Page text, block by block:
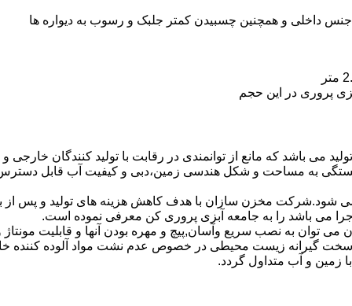
داخلی و همچنین چسبیدن کمتر جلبک و رسوب به دیواره ها
پروری در این حجم
می باشد که مانع از توانمندی در رقابت با تولید کنندگان خارجی و
به مساحت و شکل هندسی زمین،دبی و کیفیت آب قابل
می شود.شرکت مخزن سازان با هدف کاهش هزینه های تولید و پس
می باشد را به جامعه آبزی پروری کن معرفی نموده است.
به نصب سریع وآسان,پیچ و مهره بودن آنها و قابلیت مونتاژ و
سخت گیرانه زیست محیطی در خصوص عدم نشت مواد آلوده کننده
زمین و آب متداول گردد.